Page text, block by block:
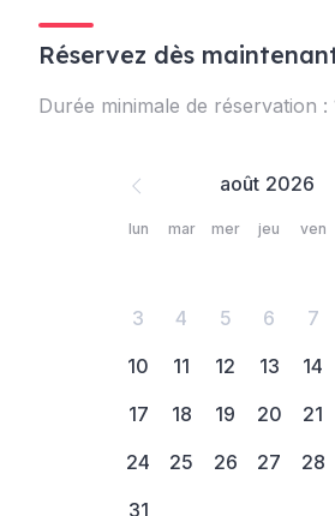
Réservez dès
Durée minimale de réservation :
août
lun mar mer jeu ven
3
4 5 6 7
10
11 12 13 14
17
18 19 20 21
24
25 26 27 28
31